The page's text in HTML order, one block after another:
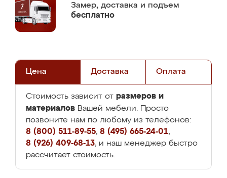
Замер, доставка и подъем
бесплатно
Цена Доставка Оплата
Стоимость зависит от размеров и
материалов Вашей мебели. Просто
позвоните нам по любому из телефонов:
8 (800) 511-89-55, 8 (495) 665-24-01,
8 (926) 409-68-13, и наш менеджер быстро
рассчитает стоимость.